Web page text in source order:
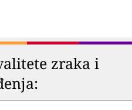
zraka i